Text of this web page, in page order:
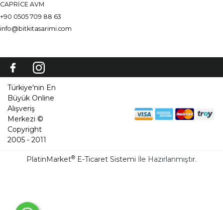
CAPRİCE AVM
+90 0505 709 88 63
info@bitkitasarimi.com
Türkiye'nin En
Büyük Online
Alışveriş
Merkezi ©
Copyright
2005 - 2011
PlatinMarket® E-Ticaret Sistemi İle Hazırlanmıştır.